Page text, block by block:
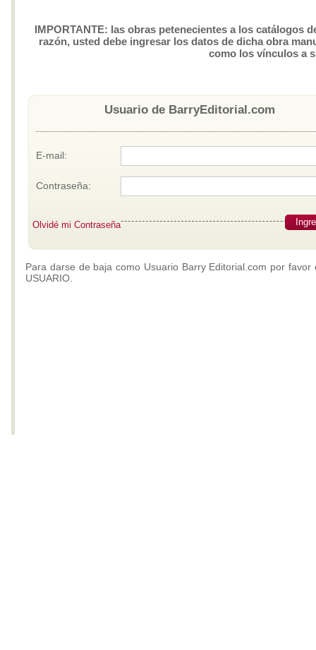
IMPORTANTE: las obras petenecientes a los catálogos
razón, usted debe ingresar los datos de dicha obra
como los vínculos a
Usuario de BarryEditorial.com
E-mail:
Contraseña:
Olvidé mi Contraseña
Para darse de baja como Usuario Barry Editorial.com por
USUARIO.